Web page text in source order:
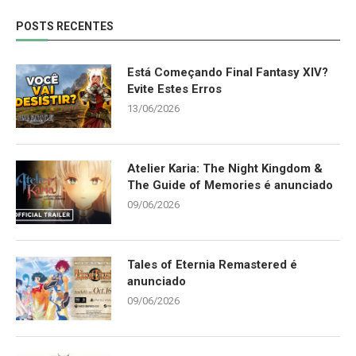
POSTS RECENTES
Está Começando Final Fantasy XIV?
Evite Estes Erros
13/06/2026
Atelier Karia: The Night Kingdom &
The Guide of Memories é anunciado
09/06/2026
Tales of Eternia Remastered é
anunciado
09/06/2026